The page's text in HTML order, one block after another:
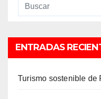
ENTRADAS
Turismo sostenible de